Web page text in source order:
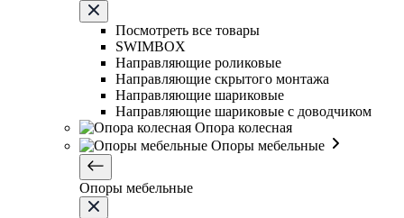
Посмотреть все товары
SWIMBOX
Направляющие роликовые
Направляющие скрытого монтажа
Направляющие шариковые
Направляющие шариковые с доводчиком
Опора колесная
Опоры мебельные
Опоры мебельные